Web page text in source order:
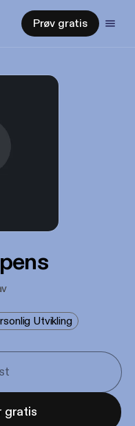
Prøv gratis
Utvikling
gratis